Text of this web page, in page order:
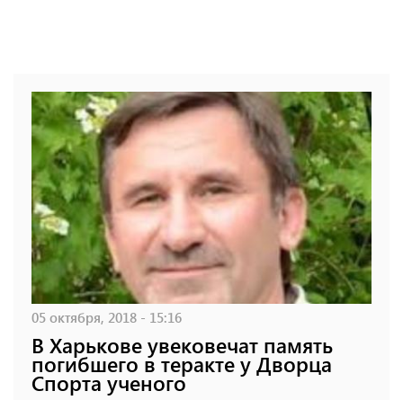
05 октября, 2018 - 15:16
В Харькове увековечат память
погибшего в теракте у Дворца
Спорта ученого